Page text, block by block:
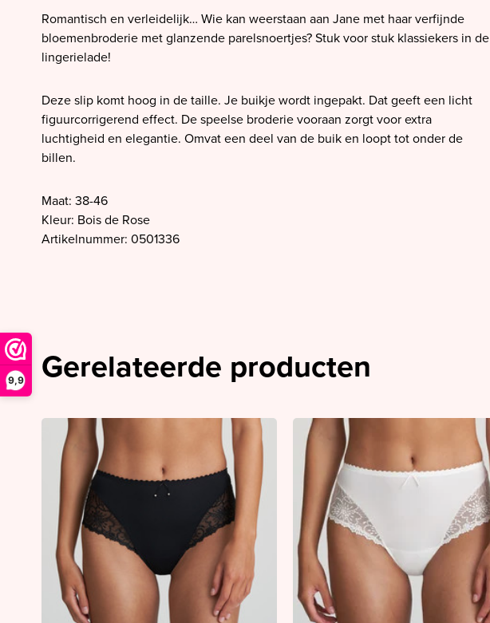
9,9
SALE PrimaDonna Twist
SALE PrimaDonna Swim
Romantisch en verleidelijk… Wie kan weerstaan aan Jane met haar verfijnde
bloemenbroderie met glanzende parelsnoertjes? Stuk voor stuk klassiekers in de
lingerielade!
Deze slip komt hoog in de taille. Je buikje wordt ingepakt. Dat geeft een licht
figuurcorrigerend effect. De speelse broderie vooraan zorgt voor extra
luchtigheid en elegantie. Omvat een deel van de buik en loopt tot onder de
billen.
Maat: 38-46
Kleur: Bois de Rose
Artikelnummer: 0501336
Gerelateerde producten